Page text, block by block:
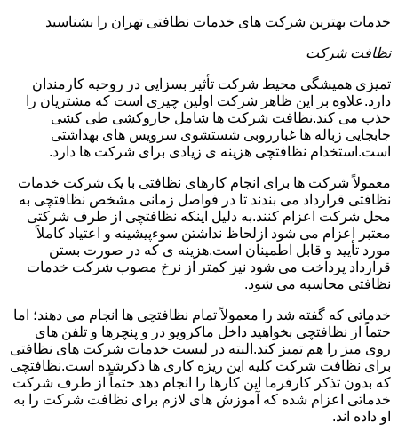
خدمات بهترین شرکت های خدمات نظافتی تهران را بشناسید
نظافت شرکت
تمیزی همیشگی محیط شرکت تأثیر بسزایی در روحیه کارمندان
دارد.علاوه بر این ظاهر شرکت اولین چیزی است که مشتریان را
جذب می کند.نظافت شرکت ها شامل جاروکشی طی کشی
جابجایی زباله ها غبارروبی شستشوی سرویس های بهداشتی
است.استخدام نظافتچی هزینه ی زیادی برای شرکت ها دارد.
معمولاً شرکت ها برای انجام کارهای نظافتی با یک شرکت خدمات
نظافتی قرارداد می بندند تا در فواصل زمانی مشخص نظافتچی به
محل شرکت اعزام کنند.به دلیل اینکه نظافتچی از طرف شرکتی
معتبر اعزام می شود ازلحاظ نداشتن سوءپیشینه و اعتیاد کاملاً
مورد تأیید و قابل اطمینان است.هزینه ی که در صورت بستن
قرارداد پرداخت می شود نیز کمتر از نرخ مصوب شرکت خدمات
نظافتی محاسبه می شود.
خدماتی که گفته شد را معمولاً تمام نظافتچی ها انجام می دهند؛ اما
حتماً از نظافتچی بخواهید داخل ماکرویو در و پنچرها و تلفن های
روی میز را هم تمیز کند.البته در لیست خدمات شرکت های نظافتی
برای نظافت شرکت کلیه این ریزه کاری ها ذکرشده است.نظافتچی
که بدون تذکر کارفرما این کارها را انجام دهد حتماً از طرف شرکت
خدماتی اعزام شده که آموزش های لازم برای نظافت شرکت را به
او داده اند.